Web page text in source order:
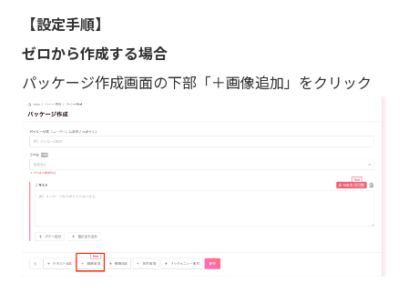
【設定手順】
ゼロから作成する場合
パッケージ作成画面の下部「＋画像追加」をクリック